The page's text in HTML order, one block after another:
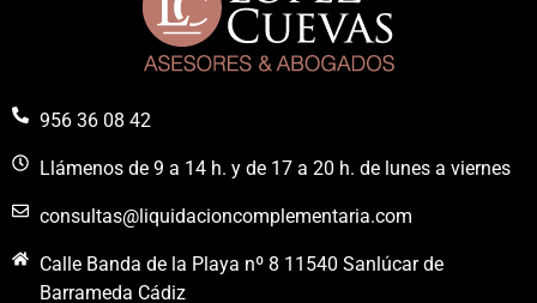
956 36 08 42
Llámenos de 9 a 14 h. y de 17 a 20 h. de lunes a viernes
consultas@liquidacioncomplementaria.com
Calle Banda de la Playa nº 8 11540 Sanlúcar de
Barrameda Cádiz